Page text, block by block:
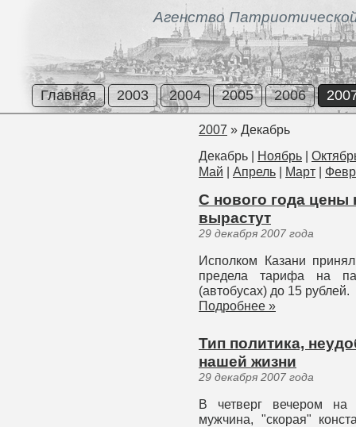
Агенство
Главная 2003 2004 2005 2006
2007 » Декабрь
Декабрь
Ноябрь
Май
Апрель Март
С нового года цены
вырастут
29 декабря 2007 года
Исполком Казани
предела тарифа на
(автобусах) до 15 рублей.
Подробнее »
Тип политика,
нашей жизни
29 декабря 2007 года
В четверг вечером на
мужчина, "скорая"